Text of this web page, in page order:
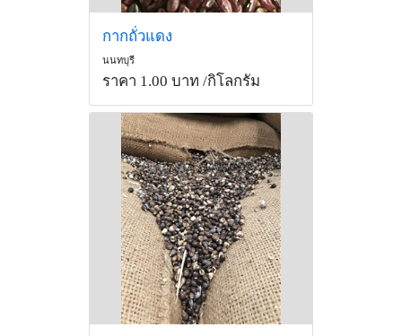
กากถั่วแดง
นนทบุรี
ราคา 1.00 บาท /กิโลกรัม